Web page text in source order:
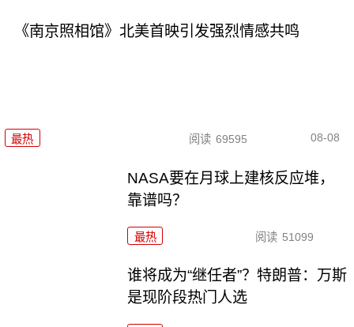
《南京照相馆》北美首映引发强烈情感共鸣
最热 阅读 69595 08-08
NASA要在月球上建核反应堆，
靠谱吗？
最热 阅读 51099
谁将成为“继任者”？特朗普：万斯
是现阶段热门人选